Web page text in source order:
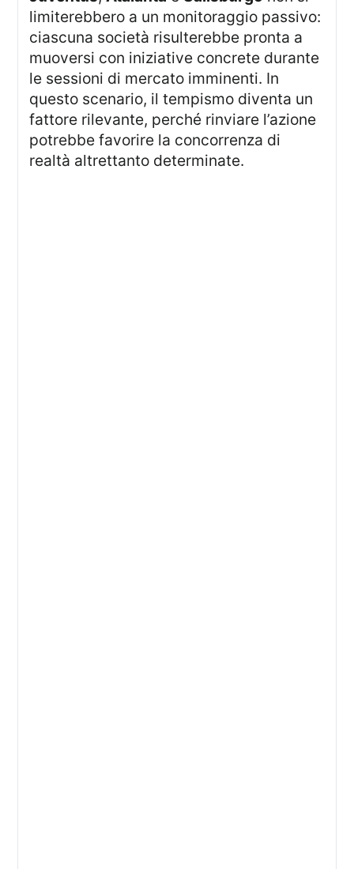
limiterebbero a un monitoraggio passivo:
ciascuna società risulterebbe pronta a
muoversi con iniziative concrete durante
le sessioni di mercato imminenti. In
questo scenario, il tempismo diventa un
fattore rilevante, perché rinviare l’azione
potrebbe favorire la concorrenza di
realtà altrettanto determinate.